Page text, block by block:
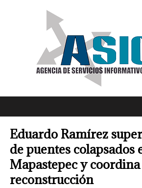
Eduardo Ramírez
de puentes colapsados
Mapastepec y coordina
reconstrucción